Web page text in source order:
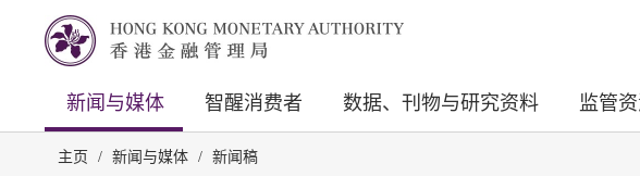
新闻与媒体 智醒消费者 数据、刊物与研究资料 监管
主页 / 新闻与媒体 / 新闻稿